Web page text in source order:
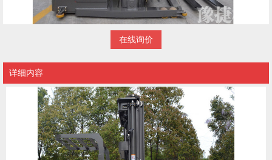
在线询价
详细内容